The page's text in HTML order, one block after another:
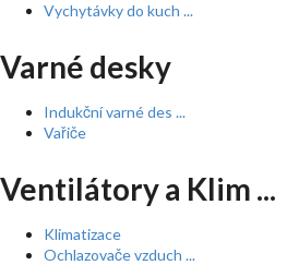
Vychytávky do kuch ...
Varné desky
Indukční varné des ...
Vařiče
Ventilátory a Klim ...
Klimatizace
Ochlazovače vzduch ...